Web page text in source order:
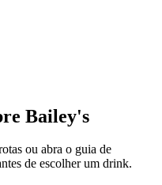
Bailey's
ou abra o guia de
de escolher um drink.